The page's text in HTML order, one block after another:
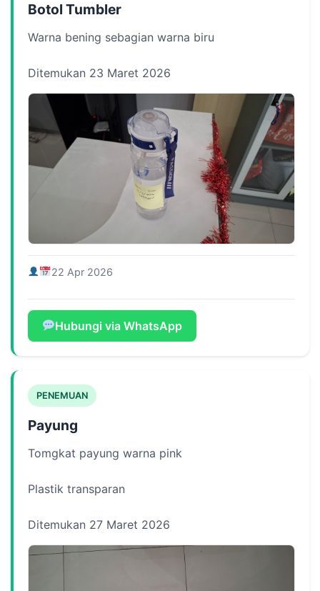
Botol Tumbler
Warna bening sebagian warna biru
Ditemukan 23 Maret 2026
22 Apr 2026
Hubungi via WhatsApp
PENEMUAN
Payung
Tomgkat payung warna pink
Plastik transparan
Ditemukan 27 Maret 2026